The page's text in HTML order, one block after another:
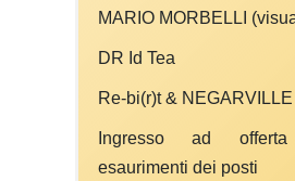
MARIO MORBELLI
DR Id Tea
Re-bi(r)t & NEGARVILLE
Ingresso ad
esaurimenti dei posti